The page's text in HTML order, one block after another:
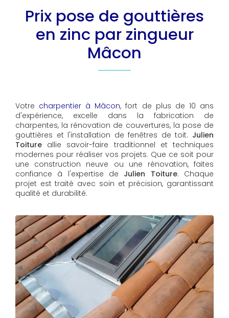
Prix pose de gouttières
en zinc par zingueur
Mâcon
Votre charpentier à Mâcon, fort de plus de 10 ans
d'expérience, excelle dans la fabrication de
charpentes, la rénovation de couvertures, la pose de
gouttières et l'installation de fenêtres de toit. Julien
Toiture allie savoir-faire traditionnel et techniques
modernes pour réaliser vos projets. Que ce soit pour
une construction neuve ou une rénovation, faites
confiance à l'expertise de Julien Toiture. Chaque
projet est traité avec soin et précision, garantissant
qualité et durabilité.